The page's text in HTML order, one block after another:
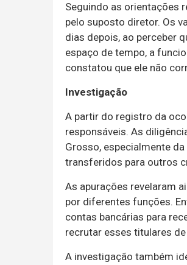
Seguindo as orientações
pelo suposto diretor. Os
dias depois, ao perceber
espaço de tempo, a
constatou que ele não
Investigação
A partir do registro da
responsáveis. As
Grosso, especialmente
transferidos para outros
As apurações revelaram
por diferentes funções.
contas bancárias para
recrutar esses titulares
A investigação também